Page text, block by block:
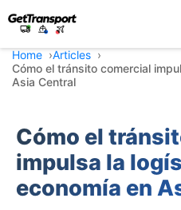
Home
Articles
Cómo el tránsito comercial
Asia Central
Cómo el
impulsa la
economía en